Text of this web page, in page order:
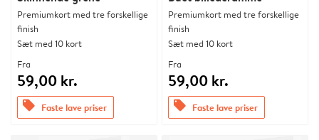
Premiumkort med tre forskellige
finish
Sæt med 10 kort
Fra
59,00 kr.
offers Faste lave priser
Premiumkort med tre forskellige
finish
Sæt med 10 kort
Fra
59,00 kr.
offers Faste lave priser